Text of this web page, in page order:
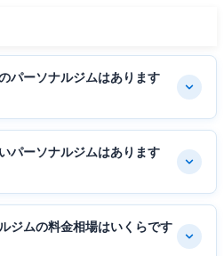
パーソナルジムはあります
パーソナルジムはあります
ジムの料金相場はいくらです